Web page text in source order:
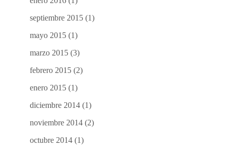
septiembre 2015 (1)
mayo 2015 (1)
marzo 2015 (3)
febrero 2015 (2)
enero 2015 (1)
diciembre 2014 (1)
noviembre 2014 (2)
octubre 2014 (1)